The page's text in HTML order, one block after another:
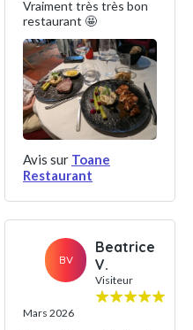
Vraiment très très bon
restaurant 🤩
Avis sur Toane
Restaurant
BV
Beatrice
V.
Visiteur
Mars 2026